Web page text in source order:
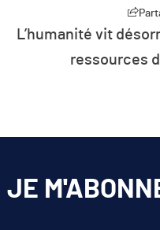
Plus de 26 %
d’énergie
JE